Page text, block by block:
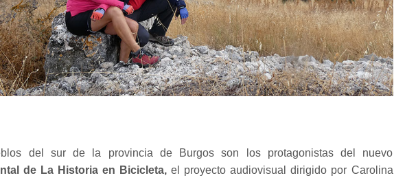
del sur de la provincia de Burgos son los protagonistas del nuevo
de La Historia en Bicicleta, el proyecto audiovisual dirigido por Carolina